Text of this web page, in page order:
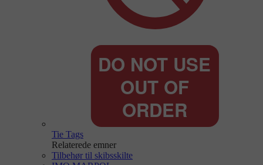
Tie Tags
Relaterede emner
Tilbehør til skibsskilte